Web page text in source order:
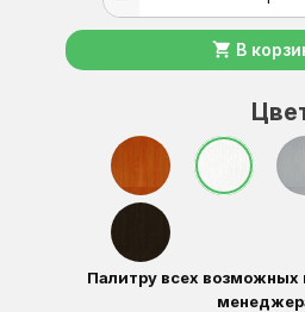
shopping_cart В
Палитру всех возможных